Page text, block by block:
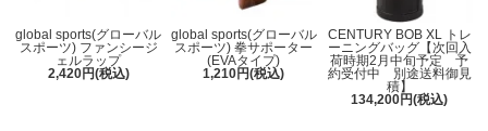
global sports(グローバル
スポーツ) ファンシージ
ェルラップ
2,420円(税込)
global sports(グローバル
スポーツ) 拳サポーター
(EVAタイプ)
1,210円(税込)
CENTURY BOB XL トレ
ーニングバッグ【次回入
荷時期2月中旬予定 予
約受付中 別途送料御見
積】
134,200円(税込)